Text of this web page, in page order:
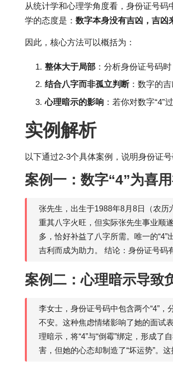
从统计学和心理学角度看，身份证号
学的态度是： 数字本身没有吉凶，吉凶
因此，核心方法可以概括为：
整体大于局部 ：分析身份证号码
结合八字而非孤立判断：数字的吉
心理暗示的影响 ：若你对数字“4”
实例解析
以下通过2-3个具体案例，说明身份证
案例一：数字“4”为喜
张先生，出生于1988年8月8日（农历
重其八字火旺，但实际张先生事业顺
多，恰好补益了八字所需。唯一的“4”
吉利而成为助力。 结论：身份证号码
案例二：心理暗示导致
李女士，身份证号码中包含两个“4”
不安。这种焦虑情绪影响了她的面试
理暗示，将“4”与“倒霉”绑定，形成
害，但她的心态却制造了“坏运势”。这